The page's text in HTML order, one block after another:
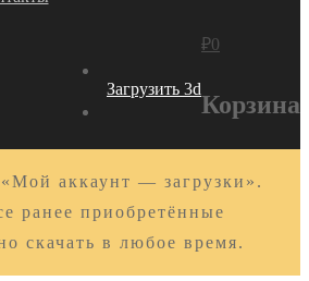
Загрузить 3d
₽0
Корзина
аккаунт — загрузки».
ранее приобретённые
скачать в любое время.